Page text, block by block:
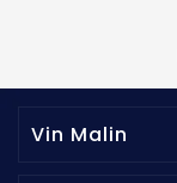
Vin Malin